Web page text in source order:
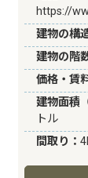
https://
建物の構
建物の階
価格・賃
建物面積
トル
間取り：